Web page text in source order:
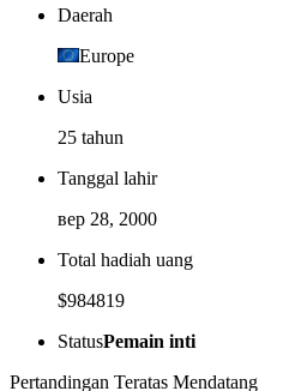
Daerah
Europe
Usia
25 tahun
Tanggal lahir
вер 28, 2000
Total hadiah uang
$984819
StatusPemain inti
Pertandingan Teratas Mendatang